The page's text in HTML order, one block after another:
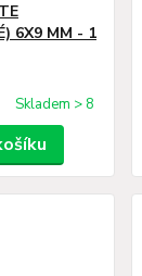
6X9 MM - 1
Skladem > 8